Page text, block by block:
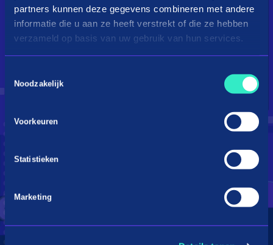
partners kunnen deze gegevens combineren met andere
informatie die u aan ze heeft verstrekt of die ze hebben
verzameld op basis van uw gebruik van hun services.
Noodzakelijk
Voorkeuren
Statistieken
Marketing
Droom je van een kingsize